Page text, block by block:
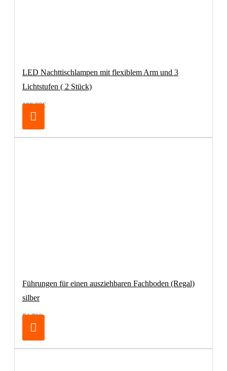
LED Nachttischlampen mit flexiblem Arm und 3
Lichtstufen ( 2 Stück)
100,00€
Führungen für einen ausziehbaren Fachboden (Regal)
silber
74,79€